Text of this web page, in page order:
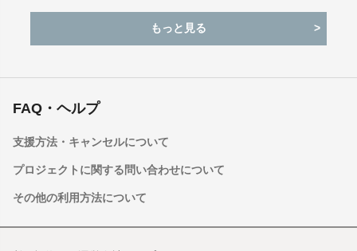
もっと見る
FAQ・ヘルプ
支援方法・キャンセルについて
プロジェクトに関する問い合わせについて
その他の利用方法について